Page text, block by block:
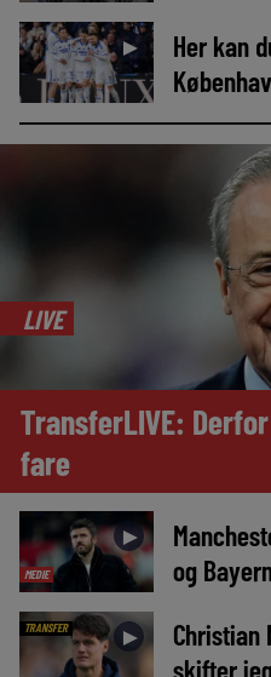
►
Her kan
LIVE
TransferLIVE:
fare
MEDIE
►
og
TRANSFER ►
Christian
skifter